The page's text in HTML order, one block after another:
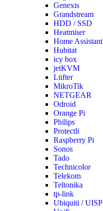
Genexis
Grandstream
HDD / SSD
Heatmiser
Home Assistant
Hubitat
icy box
jetKVM
Lüfter
MikroTik
NETGEAR
Odroid
Orange Pi
Philips
Protectli
Raspberry Pi
Sonos
Tado
Technicolor
Telekom
Teltonika
tp-link
Ubiquiti / UISP